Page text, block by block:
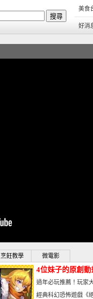
美食
好消
烹飪教學 微電影
4位妹子的原創
曝光_電玩宅速配
過年必玩推薦！玩家
宅速配20230126
經典科幻恐怖遊戲《